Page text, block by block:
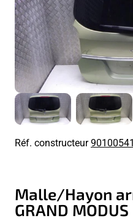
Réf. constructeur
Malle/Hayon
GRAND MODUS